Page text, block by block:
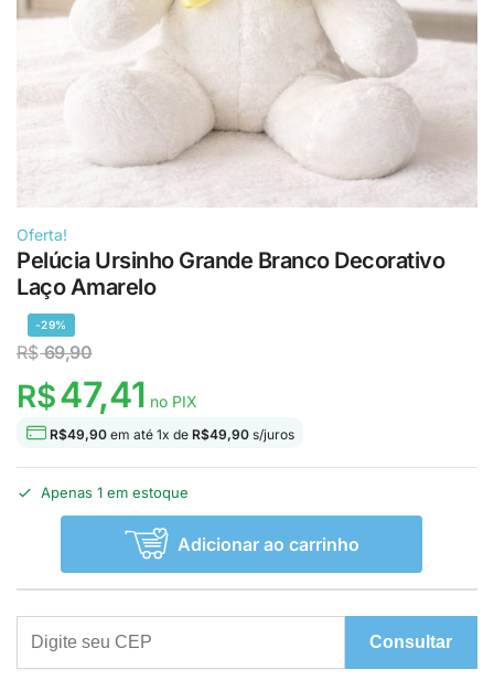
Oferta!
Pelúcia Ursinho Grande Branco Decorativo
Laço Amarelo
-29%
R$69,90
R$47,41 no PIX
R$49,90 em até 1x de R$49,90 s/juros
Apenas 1 em estoque
Adicionar ao carrinho
Consultar